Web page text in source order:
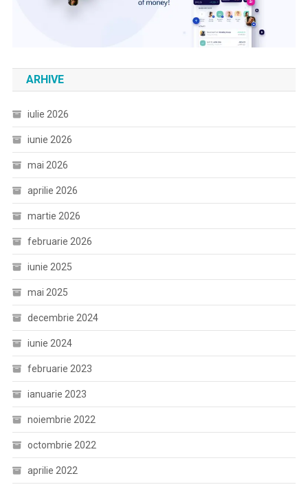
ARHIVE
iulie 2026
iunie 2026
mai 2026
aprilie 2026
martie 2026
februarie 2026
iunie 2025
mai 2025
decembrie 2024
iunie 2024
februarie 2023
ianuarie 2023
noiembrie 2022
octombrie 2022
aprilie 2022